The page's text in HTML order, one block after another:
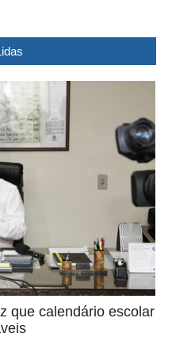
que calendário escolar